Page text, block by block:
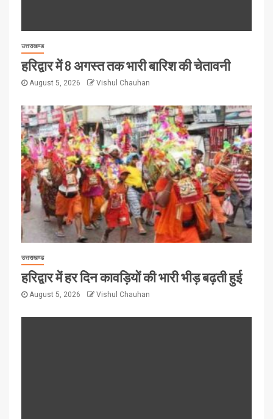
उत्तराखण्ड
हरिद्वार में 8 अगस्त तक भारी बारिश की चेतावनी
August 5, 2026 Vishul Chauhan
उत्तराखण्ड
हरिद्वार में हर दिन कावड़ियों की भारी भीड़ बढ़ती हुई
August 5, 2026 Vishul Chauhan